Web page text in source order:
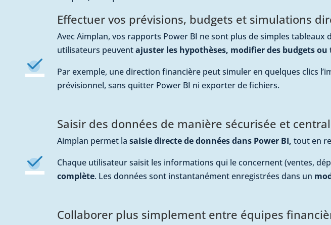
Effectuer vos prévisions, budgets et simulations
Avec Aimplan, vos rapports Power BI ne sont plus de simples tableaux
utilisateurs peuventajuster les hypothèses, modifier des budgets
Par exemple, une direction financière peut simuler en quelques clics
prévisionnel, sans quitter Power BI ni exporter de fichiers.
Saisir des données de manière sécurisée et
Aimplan permet la saisie directe de données dans Power BI, tout en
Chaque utilisateur saisit les informations qui le concernent (ventes,
complète. Les données sont instantanément enregistrées dans un
Collaborer plus simplement entre équipes